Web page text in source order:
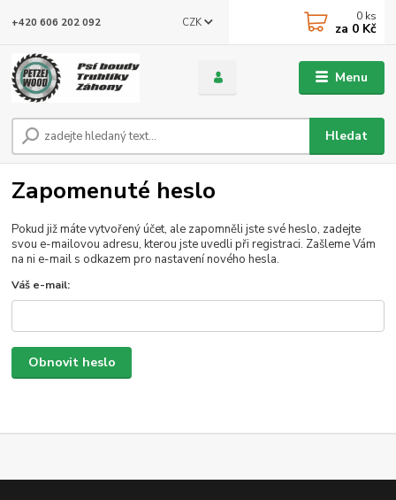
Menu
CZK
Hledat
+420 606 202 092 0 ks
za 0 Kč
Zapomenuté heslo
Pokud již máte vytvořený účet, ale zapomněli jste své heslo, zadejte
svou e-mailovou adresu, kterou jste uvedli při registraci. Zašleme Vám
na ni e-mail s odkazem pro nastavení nového hesla.
Váš e-mail:
Obnovit heslo